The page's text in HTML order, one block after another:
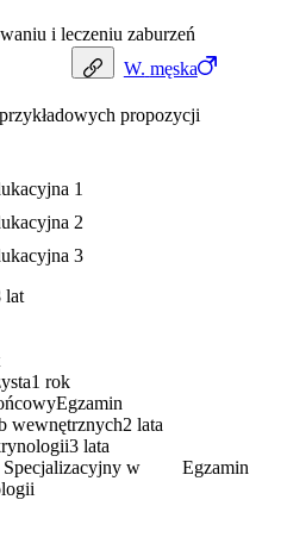
W. męska
i leczeniu zaburzeń
propozycji
1
2
3
lat
1 rok
Egzamin
wewnętrznych2 lata
3 lata
w
Egzamin